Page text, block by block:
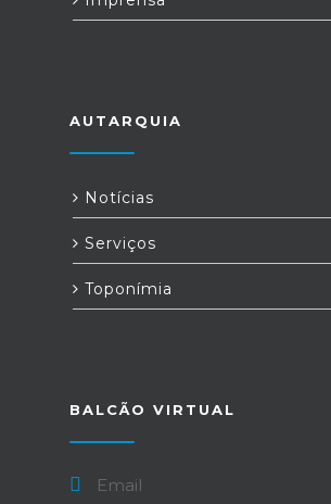
AUTARQUIA
Notícias
Serviços
Toponímia
BALCÃO VIRTUAL